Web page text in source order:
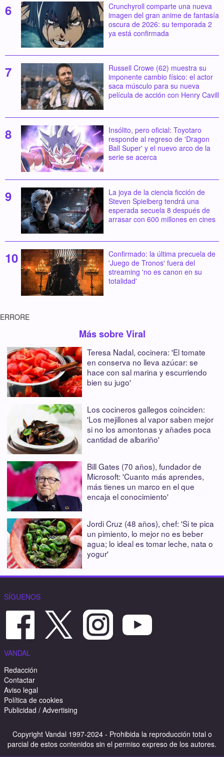
Crunchyroll comparte una nueva
imagen del gran anime de fantasía
oscura de 2026: su temporada 2
ya está confirmada
Russell Crowe (62) muestra su
imponente cambio físico: el actor
saca músculo para su nueva
película de acción con Henry Cavill
Insólito, pero oficial: Toyotaro
responde al regreso de 'Dragon
Ball Super' y el nuevo arco de la
serie se acerca
La joya de la ciencia ficción de
Steven Spielberg tendrá una
esperada secuela 8 después de
arrasar con 600 millones en cines
Confirmado: la última precuela de
'Juego de Tronos' fuera del
streaming 'no es canon en su
totalidad'
ERRORE
Más sobre Viral
Teresa Nadal, cocinera: 'El tomate
en conserva no lleva azúcar: se
hace con sal marina y escurriendo
bien su jugo'
Los cocineros gallegos coinciden:
'Los mejillones al vapor saben mejor
si no los amontonas y añades poca
cantidad de albariño'
Bill Gates (70 años), fundador de
Microsoft: 'Cuanto más aprendes,
más tienes un marco en el que
encaja el conocimiento'
Jordi Cruz (48 años), chef: 'Si te pica
un pimiento, lo mejor no es beber
agua; lo ideal es tomar leche, nata o
yogur'
SÍGUENOS
VANDAL
Redacción
Contactar
Aviso legal
Política de cookies
Publicidad / Advertising
Copyright Vandal 1997-2024 - Prohibida la reproducción total o
parcial de estos contenidos sin el permiso expreso de los autores.